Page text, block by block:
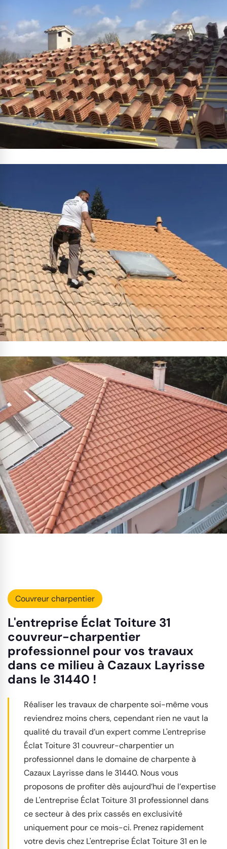
Couvreur charpentier
L'entreprise Éclat Toiture 31
couvreur-charpentier
professionnel pour vos travaux
dans ce milieu à Cazaux Layrisse
dans le 31440 !
Réaliser les travaux de charpente soi-même vous
reviendrez moins chers, cependant rien ne vaut la
qualité du travail d’un expert comme L'entreprise
Éclat Toiture 31 couvreur-charpentier un
professionnel dans le domaine de charpente à
Cazaux Layrisse dans le 31440. Nous vous
proposons de profiter dès aujourd’hui de l’expertise
de L'entreprise Éclat Toiture 31 professionnel dans
ce secteur à des prix cassés en exclusivité
uniquement pour ce mois-ci. Prenez rapidement
votre devis chez L'entreprise Éclat Toiture 31 en le